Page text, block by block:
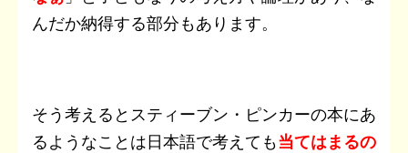
んだか納得する部分もあります。
そう考えるとスティーブン・ピンカーの本にあ
るようなことは日本語で考えても当てはまるの